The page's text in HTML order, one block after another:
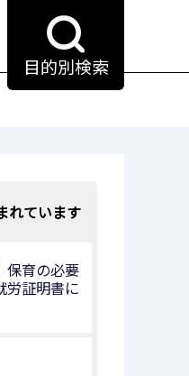
目的別検索
れています
保育の必要
労証明書に